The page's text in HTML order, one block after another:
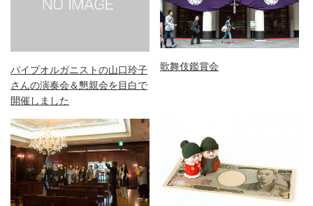
パイプオルガニストの山口玲子
さんの演奏会＆懇親会を目白で
開催しました
歌舞伎鑑賞会